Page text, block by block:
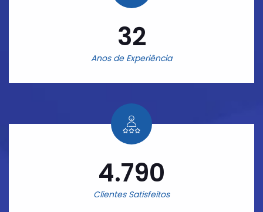
32
Anos de Experiência
4.790
Clientes Satisfeitos